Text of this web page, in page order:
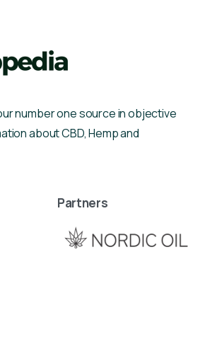
number one source in objective
about CBD, Hemp and
Partners